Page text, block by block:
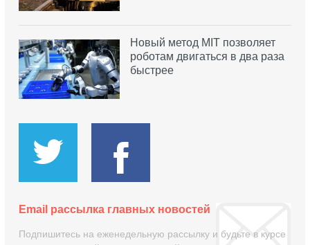
Новый метод MIT позволяет
роботам двигаться в два раза
быстрее
Email рассылка главных новостей
Подпишитесь на еженедельную рассылку и будьте в курсе